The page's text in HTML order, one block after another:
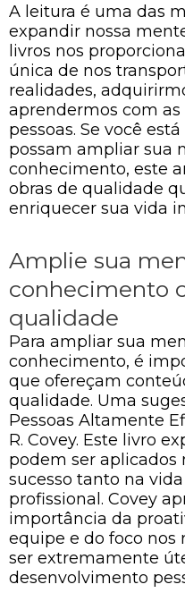
A leitura é uma das
expandir nossa
livros nos
única de nos
realidades,
aprendermos com
pessoas. Se você
possam ampliar sua
conhecimento, este
obras de qualidade
enriquecer sua vida
Amplie sua
conhecimento
qualidade
Para ampliar sua
conhecimento, é
que ofereçam
qualidade. Uma
Pessoas Altamente
R. Covey. Este livro
podem ser aplicados
sucesso tanto na
profissional. Covey
importância da
equipe e do foco nos
ser extremamente
desenvolvimento